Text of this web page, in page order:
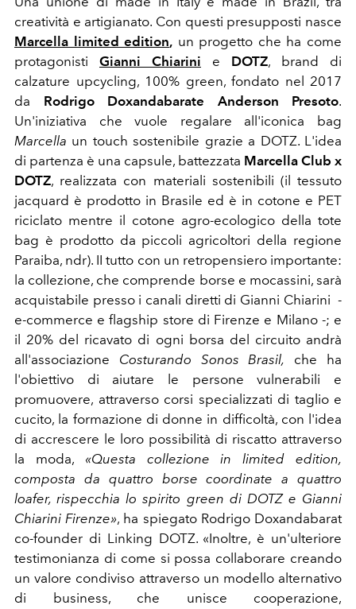
creatività e artigianato. Con questi presupposti nasce
Marcella limited edition, un progetto che ha come
protagonisti Gianni Chiarini e DOTZ, brand di
calzature upcycling, 100% green, fondato nel 2017
da Rodrigo Doxandabarate Anderson Presoto.
Un'iniziativa che vuole regalare all'iconica bag
Marcella un touch sostenibile grazie a DOTZ. L'idea
di partenza è una capsule, battezzata Marcella Club x
DOTZ, realizzata con materiali sostenibili (il tessuto
jacquard è prodotto in Brasile ed è in cotone e PET
riciclato mentre il cotone agro-ecologico della tote
bag è prodotto da piccoli agricoltori della regione
Paraiba, ndr). II tutto con un retropensiero importante:
la collezione, che comprende borse e mocassini, sarà
acquistabile presso i canali diretti di Gianni Chiarini -
e-commerce e flagship store di Firenze e Milano -; e
il 20% del ricavato di ogni borsa del circuito andrà
all'associazione Costurando Sonos Brasil, che ha
l'obiettivo di aiutare le persone vulnerabili e
promuovere, attraverso corsi specializzati di taglio e
cucito, la formazione di donne in difficoltà, con l'idea
di accrescere le loro possibilità di riscatto attraverso
la moda, «Questa collezione in limited edition,
composta da quattro borse coordinate a quattro
loafer, rispecchia lo spirito green di DOTZ e Gianni
Chiarini Firenze», ha spiegato Rodrigo Doxandabarat
co-founder di Linking DOTZ. «Inoltre, è un'ulteriore
testimonianza di come si possa collaborare creando
un valore condiviso attraverso un modello alternativo
di business, che unisce cooperazione,